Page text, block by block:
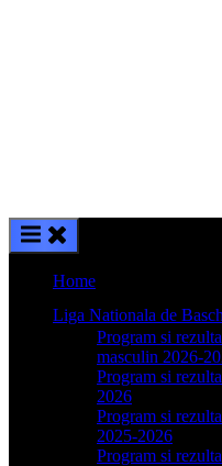
Home
Liga Nationala de
Program si
masculin 2026-
Program si
2026
Program si
2025-2026
Program si